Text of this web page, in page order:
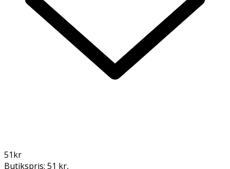
51kr
Butikspris: 51 kr,